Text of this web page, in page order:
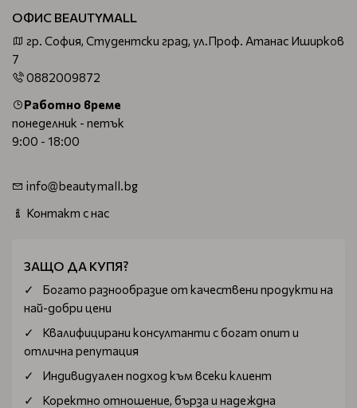
ОФИС BEAUTYMALL
гр. София, Студентски град, ул.Проф. Атанас Иширков
7
0882009872
Работно време
понеделник - петък
9:00 - 18:00
info@beautymall.bg
Контакт с нас
ЗАЩО ДА КУПЯ?
Богатo разнообразие от качествени продукти на
най-добри цени
Квалифицирани консултанти с богат опит и
отлична репутация
Индивидуален подход към всеки клиент
Коректно отношение, бърза и надеждна